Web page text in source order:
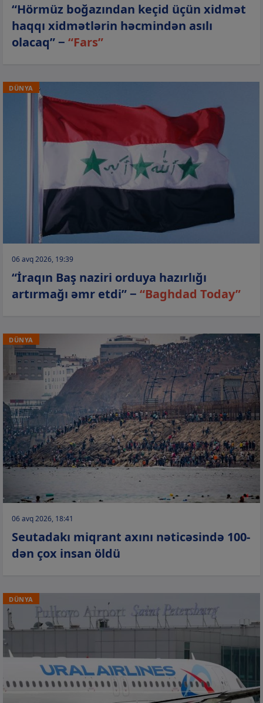
“Hörmüz boğazından keçid üçün xidmət
haqqı xidmətlərin həcmindən asılı
olacaq” − “Fars”
DÜNYA
06 avq 2026, 19:39
“İraqın Baş naziri orduya hazırlığı
artırmağı əmr etdi” − “Baghdad Today”
DÜNYA
06 avq 2026, 18:41
Seutadakı miqrant axını nəticəsində 100-
dən çox insan öldü
DÜNYA